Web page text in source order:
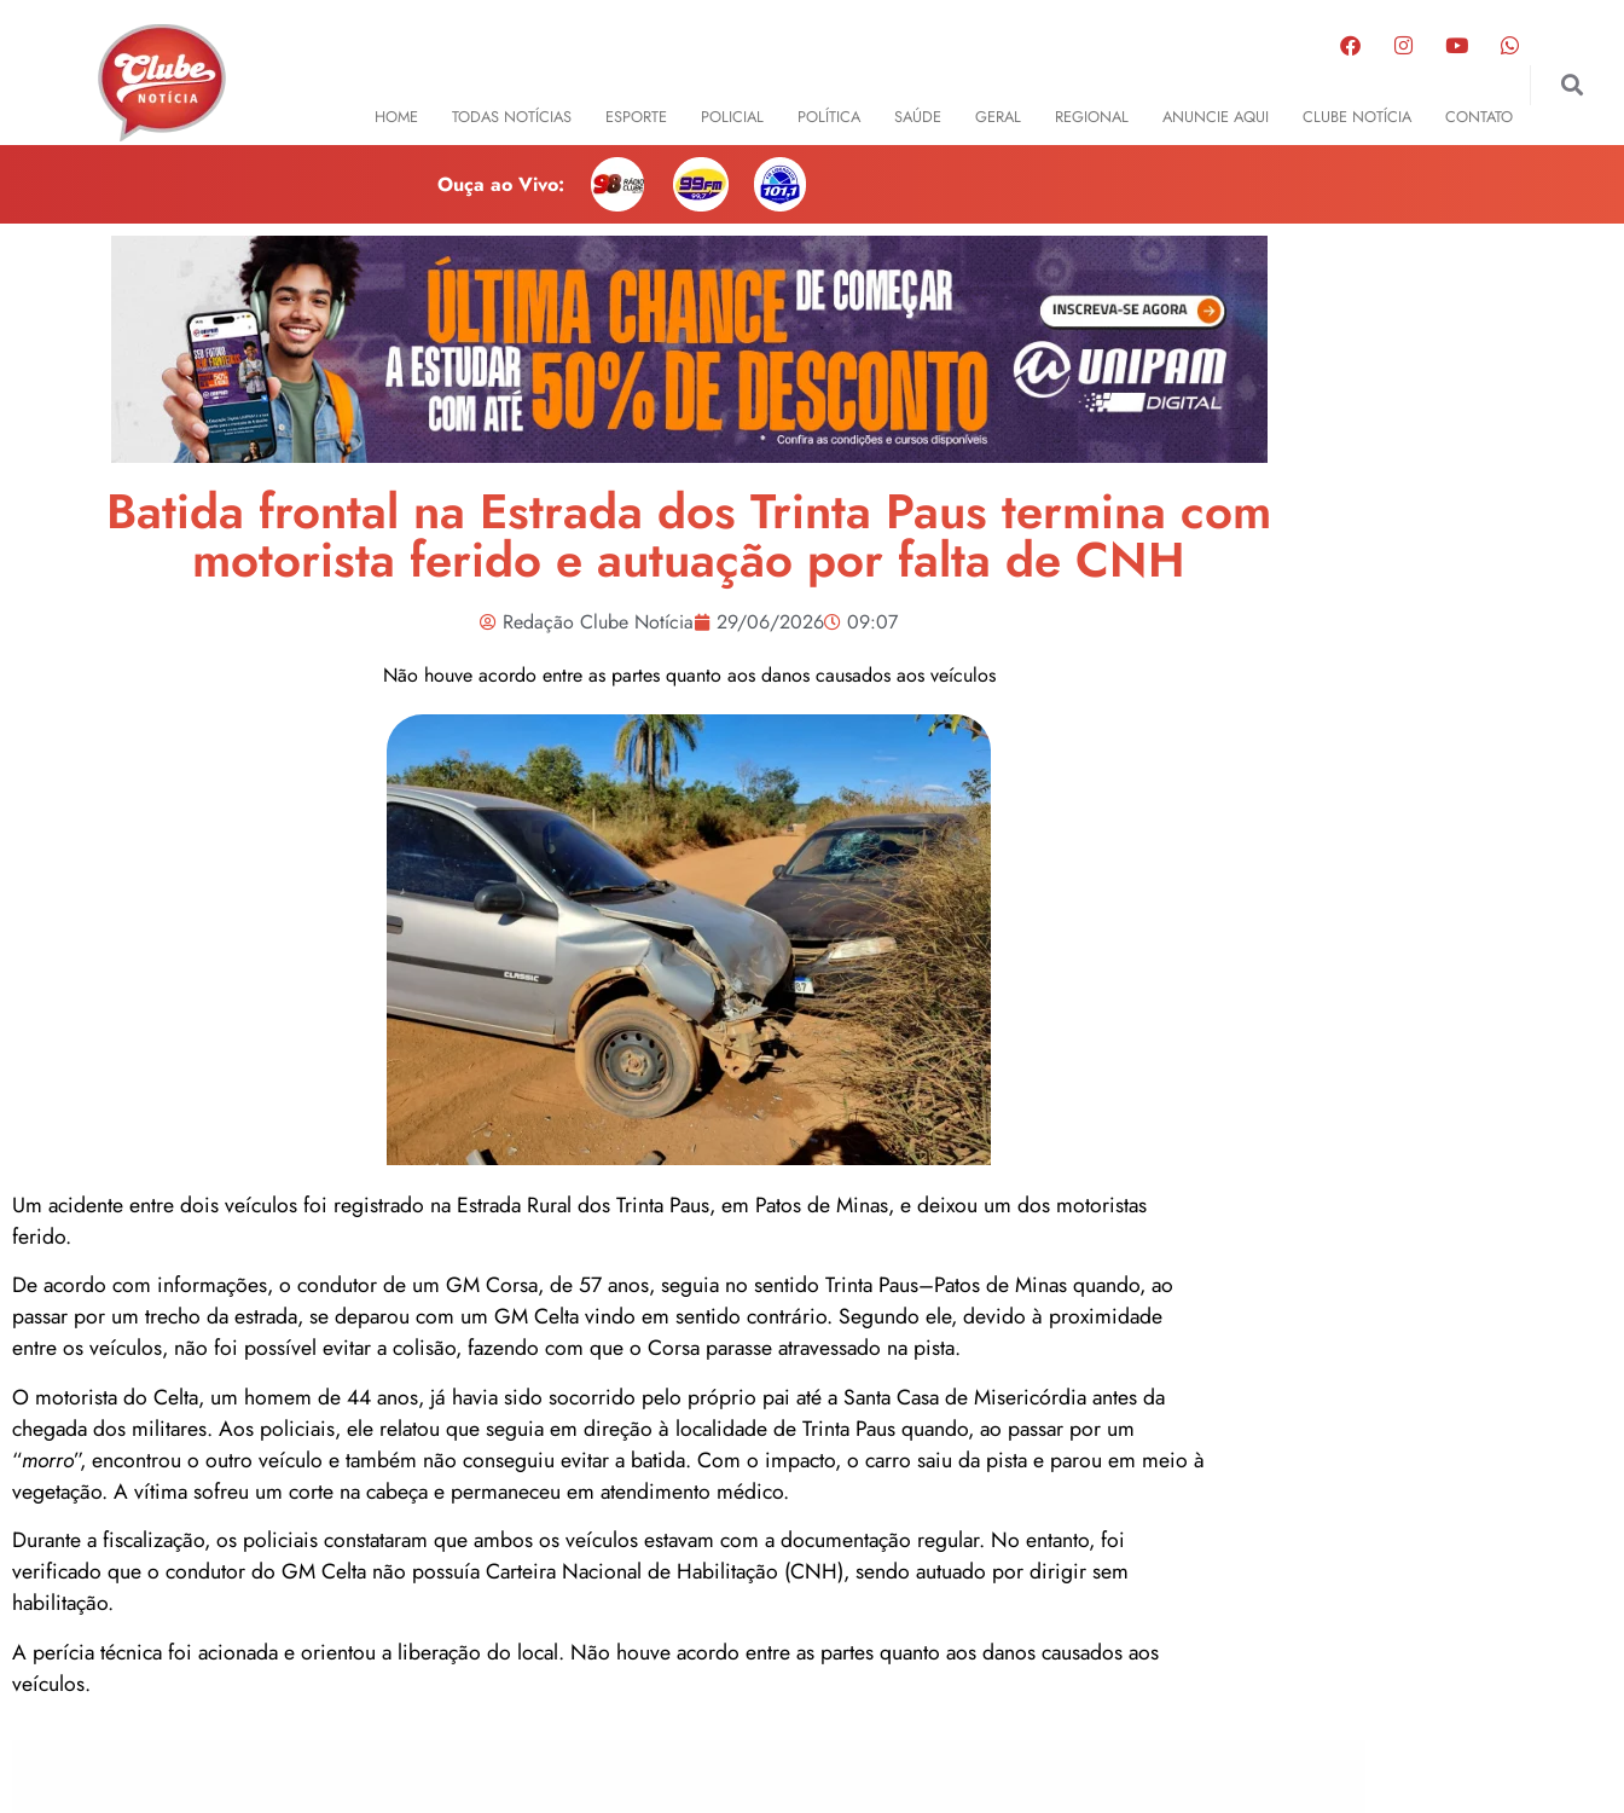
HOME TODAS NOTÍCIAS ESPORTE POLICIAL POLÍTICA SAÚDE GERAL REGIONAL ANUNCIE AQUI CLUBE NOTÍCIA CONTATO
Ouça ao Vivo:
Batida frontal na Estrada dos Trinta Paus termina com
motorista ferido e autuação por falta de CNH
Redação Clube Notícia 29/06/2026
09:07
Não houve acordo entre as partes quanto aos danos causados aos veículos
Um acidente entre dois veículos foi registrado na Estrada Rural dos Trinta Paus, em Patos de Minas, e deixou um dos motoristas
ferido.
De acordo com informações, o condutor de um GM Corsa, de 57 anos, seguia no sentido Trinta Paus–Patos de Minas quando, ao
passar por um trecho da estrada, se deparou com um GM Celta vindo em sentido contrário. Segundo ele, devido à proximidade
entre os veículos, não foi possível evitar a colisão, fazendo com que o Corsa parasse atravessado na pista.
O motorista do Celta, um homem de 44 anos, já havia sido socorrido pelo próprio pai até a Santa Casa de Misericórdia antes da
chegada dos militares. Aos policiais, ele relatou que seguia em direção à localidade de Trinta Paus quando, ao passar por um
“morro”, encontrou o outro veículo e também não conseguiu evitar a batida. Com o impacto, o carro saiu da pista e parou em meio à
vegetação. A vítima sofreu um corte na cabeça e permaneceu em atendimento médico.
Durante a fiscalização, os policiais constataram que ambos os veículos estavam com a documentação regular. No entanto, foi
verificado que o condutor do GM Celta não possuía Carteira Nacional de Habilitação (CNH), sendo autuado por dirigir sem
habilitação.
A perícia técnica foi acionada e orientou a liberação do local. Não houve acordo entre as partes quanto aos danos causados aos
veículos.